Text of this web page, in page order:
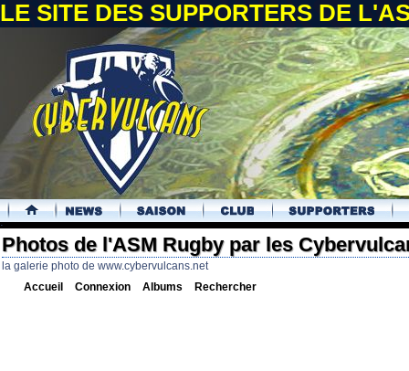
LE SITE DES SUPPORTERS DE
.
Photos de l'ASM Rugby par les
la galerie photo de www.cybervulcans.net
Accueil Connexion Albums Rechercher